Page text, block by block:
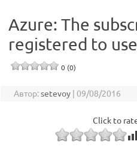
Azure: The
registered to
0 (0)
Автор:setevoy | 09/08/2016
Click to